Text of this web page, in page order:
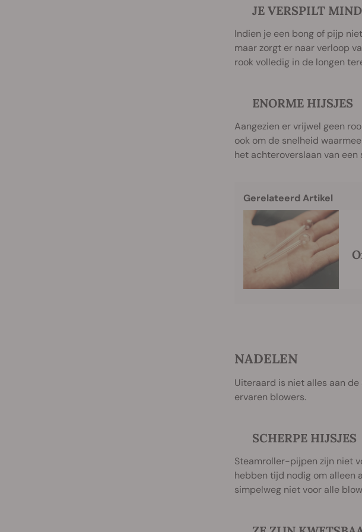
JE VERSPILT
Indien je een bong of pijp
maar zorgt er naar verloop
rook volledig in de longen
ENORME HIJSJES
Aangezien er vrijwel geen
ook om de snelheid
het achteroverslaan van
Gerelateerd Artikel
NADELEN
Uiteraard is niet alles aan
ervaren blowers.
SCHERPE HIJSJES
Steamroller-pijpen zijn niet
hebben tijd nodig om alleen
simpelweg niet voor alle